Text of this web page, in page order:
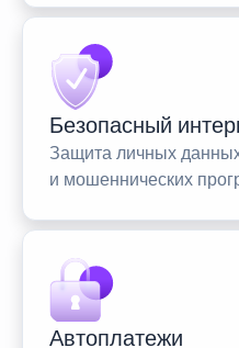
Безопасный
Защита личных
и мошеннических
Автоплатежи